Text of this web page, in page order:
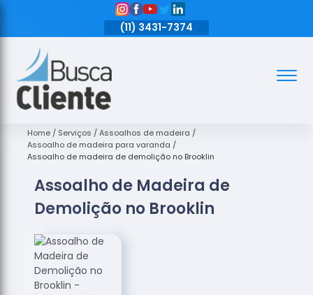
(11) 3431-7374
Assoalhos
de Madeira
Decks de
Empresas
de
de Madeira
Loja de
Assoalhos
Home Serviços
Assoalhos de madeira
Assoalho de madeira para varanda
Assoalho de madeira de demolição no Brooklin
Assoalho de Madeira de
Demolição no Brooklin